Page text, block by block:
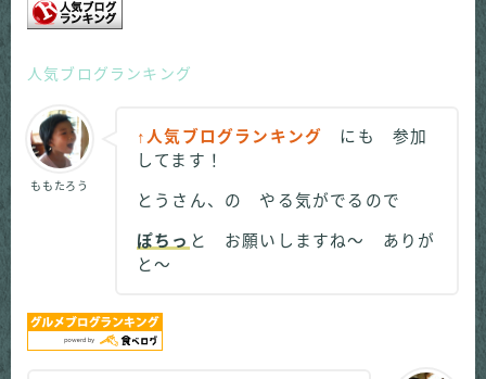
人気ブログランキング
ももたろう
↑人気ブログランキング にも 参加
してます！
とうさん、の やる気がでるので
ぽちっ と お願いしますね～ ありが
と～